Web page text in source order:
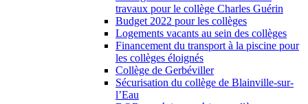
travaux pour le collège Charles Guérin
Budget 2022 pour les collèges
Logements vacants au sein des collèges
Financement du transport à la piscine pour
les collèges éloignés
Collège de Gerbéviller
Sécurisation du collège de Blainville-sur-
l’Eau